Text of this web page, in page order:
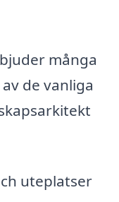
många
de vanliga
uteplatser